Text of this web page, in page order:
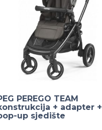
PEREGO TEAM
+ adapter +
up sjedište